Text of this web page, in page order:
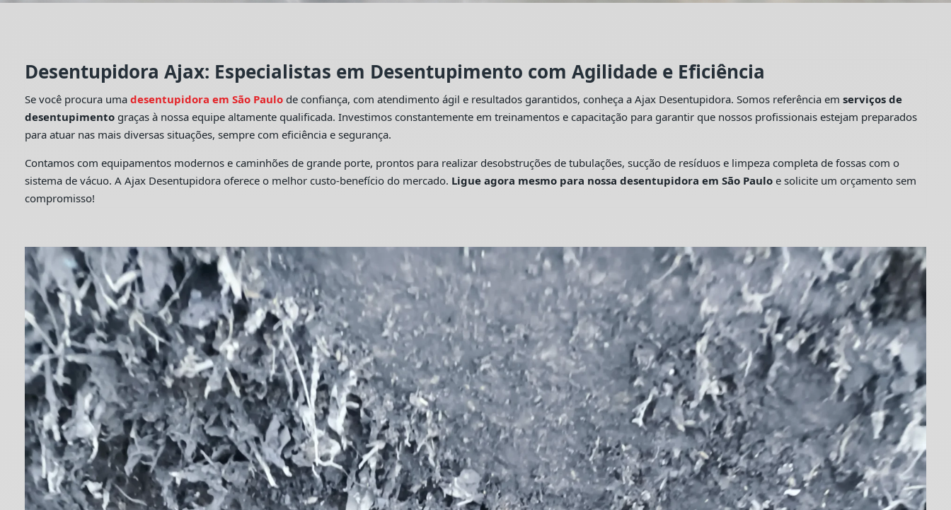
Desentupidora Ajax: Especialistas em Desentupimento com Agilidade e Eficiência
Se você procura uma desentupidora em São Paulo de confiança, com atendimento ágil e resultados garantidos, conheça a Ajax Desentupidora. Somos referência em serviços de
desentupimentograças à nossa equipe altamente qualificada. Investimos constantemente em treinamentos e capacitação para garantir que nossos profissionais estejam preparados
para atuar nas mais diversas situações, sempre com eficiência e segurança.
Contamos com equipamentos modernos e caminhões de grande porte, prontos para realizar desobstruções de tubulações, sucção de resíduos e limpeza completa de fossas com o
sistema de vácuo. A Ajax Desentupidora oferece o melhor custo-benefício do mercado. Ligue agora mesmo para nossa desentupidora em São Pauloe solicite um orçamento sem
compromisso!